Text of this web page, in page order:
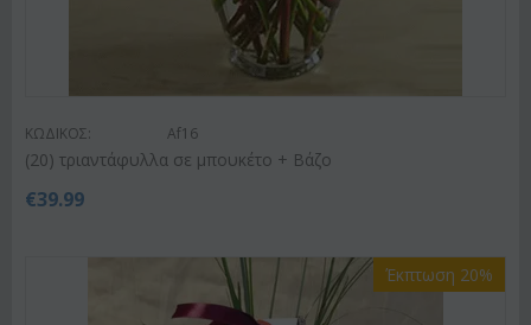
ΚΩΔΙΚΟΣ: Af16
(20) τριαντάφυλλα σε μπουκέτο + Βάζο
€39.99
Έκπτωση 20%